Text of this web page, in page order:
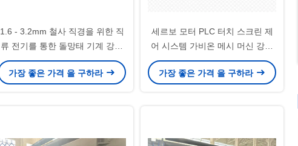
1.6 - 3.2mm 철사 직경을 위한 직
류 전기를 통한 돌망태 기계 강철
물자 두 배 강선전도
가장 좋은 가격 을 구하라
세르보 모터 PLC 터치 스크린 제
어 시스템 가비온 메시 머신 강력
한 120x150mm 메시 크기의 와이
어 메시 구조를 만드는
가장 좋은 가격 을 구하라